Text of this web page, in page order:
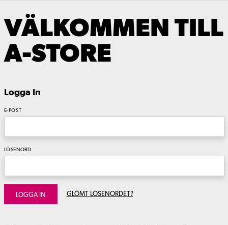
VÄLKOMMEN TILL
A-STORE
Logga In
E-POST
LÖSENORD
LOGGA IN GLÖMT LÖSENORDET?